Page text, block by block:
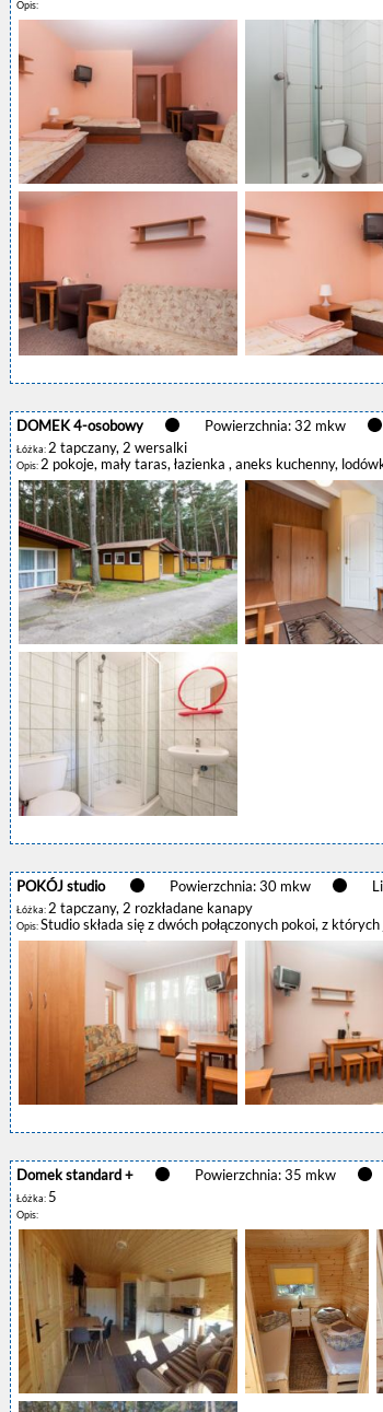
Opis:
DOMEK 4-osobowy Powierzchnia: 32 mkw
Łóżka: 2 tapczany, 2 wersalki
Opis: 2 pokoje, mały taras, łazienka , aneks kuchenny,
POKÓJ studio Powierzchnia: 30 mkw
Łóżka: 2 tapczany, 2 rozkładane kanapy
Opis:Studio składa się z dwóch połączonych pokoi, z
Domek standard + Powierzchnia: 35 mkw
Łóżka: 5
Opis: